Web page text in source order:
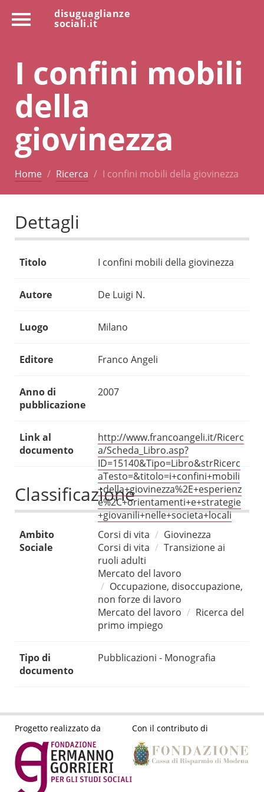
disuguaglianze
sociali.it
I confini mobili
della
giovinezza
Home Ricerca I confini mobili della giovinezza
Dettagli
Titolo I confini mobili della giovinezza
Autore De Luigi N.
Luogo Milano
Editore Franco Angeli
Anno di
pubblicazione
2007
Link al
documento
http://www.francoangeli.it/Ricerc
a/Scheda_Libro.asp?
ID=15140&Tipo=Libro&strRicerc
aTesto=&titolo=i+confini+mobili
+della+giovinezza%2E+esperienz
e%2C+orientamenti+e+strategie
+giovanili+nelle+societa+locali
Classificazione
Ambito
Sociale
Corsi di vita
Giovinezza
Corsi di vita
Transizione ai
ruoli adulti
Mercato del lavoro
Occupazione, disoccupazione,
non forze di lavoro
Mercato del lavoro
Ricerca del
primo impiego
Tipo di
documento
Pubblicazioni - Monografia
Progetto realizzato da Con il contributo di